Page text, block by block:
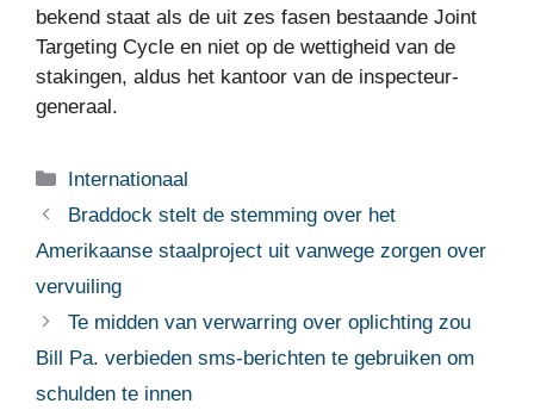
bekend staat als de uit zes fasen bestaande Joint
Targeting Cycle en niet op de wettigheid van de
stakingen, aldus het kantoor van de inspecteur-
generaal.
Categorieën
Internationaal
Braddock stelt de stemming over het
Amerikaanse staalproject uit vanwege zorgen over
vervuiling
Te midden van verwarring over oplichting zou
Bill Pa. verbieden sms-berichten te gebruiken om
schulden te innen